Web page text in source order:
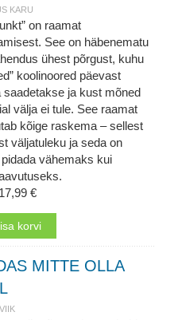
KARU
on raamat
See on häbenematu
ühest põrgust, kuhu
koolinoored päevast
saadetakse ja kust mõned
välja ei tule. See raamat
kõige raskema – sellest
väljatuleku ja seda on
vähemaks kui
17,99 €
korvi
MITTE OLLA